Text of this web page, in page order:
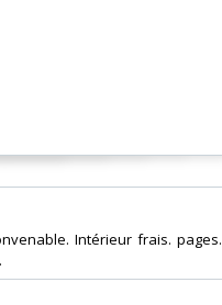
Intérieur frais. pages.